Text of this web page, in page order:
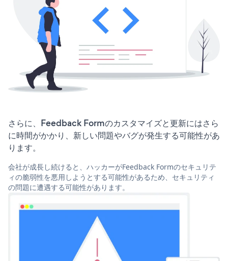
さらに、Feedback Formのカスタマイズと更新にはさら
に時間がかかり、新しい問題やバグが発生する可能性があ
ります。
会社が成長し続けると、ハッカーがFeedback Formのセキュリテ
ィの脆弱性を悪用しようとする可能性があるため、セキュリティ
の問題に遭遇する可能性があります。